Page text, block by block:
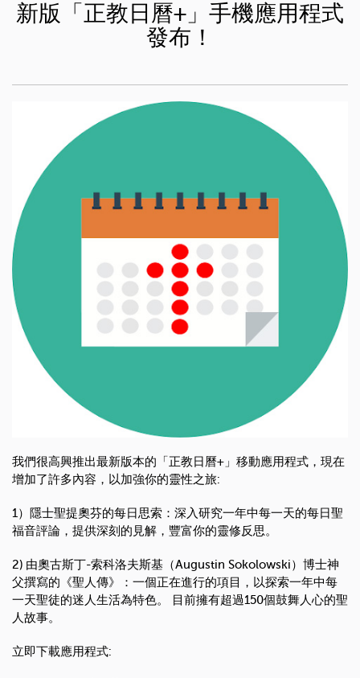
新版「正教日曆+」手機應用程式
發布！
我們很高興推出最新版本的「正教日曆+」移動應用程式，現在
增加了許多內容，以加強你的靈性之旅:
1）隱士聖提奧芬的每日思索：深入研究一年中每一天的每日聖
福音評論，提供深刻的見解，豐富你的靈修反思。
2) 由奧古斯丁-索科洛夫斯基（Augustin Sokolowski）博士神
父撰寫的《聖人傳》：一個正在進行的項目，以探索一年中每
一天聖徒的迷人生活為特色。 目前擁有超過150個鼓舞人心的聖
人故事。
立即下載應用程式: